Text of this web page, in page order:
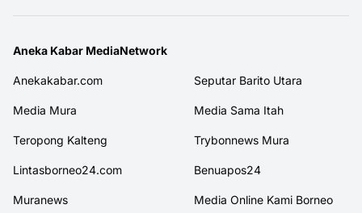
Aneka Kabar MediaNetwork
Anekakabar.com Seputar Barito Utara
Media Mura Media Sama Itah
Teropong Kalteng Trybonnews Mura
Lintasborneo24.com Benuapos24
Muranews Media Online Kami Borneo